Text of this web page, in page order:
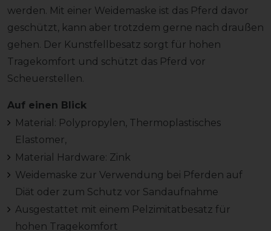
werden. Mit einer Weidemaske ist das Pferd davor
geschützt, kann aber trotzdem gerne nach draußen
gehen. Der Kunstfellbesatz sorgt für hohen
Tragekomfort und schützt das Pferd vor
Scheuerstellen.
Auf einen Blick
Material: Polypropylen, Thermoplastisches
Elastomer,
Material Hardware: Zink
Weidemaske zur Verwendung bei Pferden auf
Diät oder zum Schutz vor Sandaufnahme
Ausgestattet mit einem Pelzimitatbesatz für
hohen Tragekomfort